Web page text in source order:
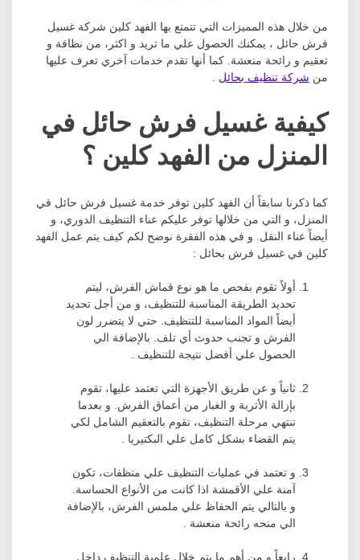
من خلال هذه المميزات التي تتمتع بها الفهد كلين شركة غسيل
فرش حائل ، يمكنك الحصول علي ما تريد و اكثر، من نظافة و
تعقيم و رائحة منعشة. كما أنها تقدم خدمات آخري تعرف عليها
من شركة تنظيف بحائل
كيفية غسيل فرش حائل في
المنزل من الفهد كلين ؟
كما ذكرنا سابقاً أن الفهد كلين توفر خدمة غسيل فرش حائل في
المنزل، و التي من خلالها توفر عليكم عناء التنظيف الدوري، و
أيضاً عناء النقل. و في هذه الفقرة نوضح لكم كيف يتم عمل الفهد
كلين في غسيل فرش بحائل :
أولاً تقوم بفحص ما هو نوع قماش الفرش، ليتم
تحديد الطريقة المناسبة للتنظيف، و من أجل تحديد
أيضاً المواد المناسبة للتنظيف. حتي لا يتضرر لون
الفرش و تجنب حدوث أي تلف. بالإضافة الي
الحصول علي أفضل نتيجة للتنظيف .
ثانياً و عن طريق الأجهزة التي تعتمد عليها، تقوم
بإزالة الأتربة و الغبار من أعماق الفرش. و بعدما
تنتهي مرحلة التنظيف، تقوم بالتعقيم الشامل لكي
يتم القضاء بشكل كامل علي البكتيريا .
و تعتمد في عمليات التنظيف علي منظفات، تكون
آمنة علي الأقمشة اذا كانت من الأنواع الحساسة.
و بالتالي يتم الحفاظ علي ملمس الفرش، بالإضافة
الي منحه رائحة منعشة .
رابعاً و من أهم ما يتم خلال علمية التنظيف داخل